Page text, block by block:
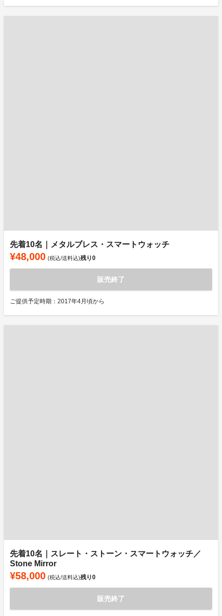
先着10名｜メタルブレス・スマートウォッチ
¥48,000 (税込/送料込)残り0
販売終了
ご提供予定時期：2017年4月頃から
先着10名｜スレート・ストーン・スマートウォッチ／
Stone Mirror
¥58,000 (税込/送料込)残り0
販売終了